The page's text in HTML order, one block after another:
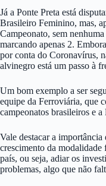
Já a Ponte Preta está
Brasileiro Feminino, mas,
Campeonato, sem
marcando apenas 2.
por conta do Coronavírus,
alvinegro está um passo à
Um bom exemplo a ser
equipe da Ferroviária, que
campeonatos brasileiros e
Vale destacar a
crescimento da
país, ou seja, adiar os
problemas, algo que não